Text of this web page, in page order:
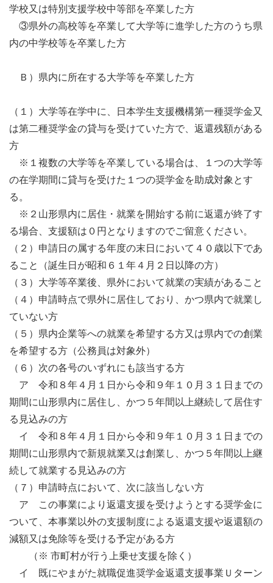
学校又は特別支援学校中等部を卒業した方
③県外の高校等を卒業して大学等に進学した方のうち県
内の中学校等を卒業した方
Ｂ）県内に所在する大学等を卒業した方
（１）大学等在学中に、日本学生支援機構第一種奨学金又
は第二種奨学金の貸与を受けていた方で、返還残額がある
方
※１複数の大学等を卒業している場合は、１つの大学等
の在学期間に貸与を受けた１つの奨学金を助成対象とす
る。
※２山形県内に居住・就業を開始する前に返還が終了す
る場合、支援額は０円となりますのでご留意ください。
（２）申請日の属する年度の末日において４０歳以下であ
ること（誕生日が昭和６１年４月２日以降の方）
（３）大学等卒業後、県外において就業の実績があること
（４）申請時点で県外に居住しており、かつ県内で就業し
ていない方
（５）県内企業等への就業を希望する方又は県内での創業
を希望する方（公務員は対象外）
（６）次の各号のいずれにも該当する方
ア 令和８年４月１日から令和９年１０月３１日までの
期間に山形県内に居住し、かつ５年間以上継続して居住す
る見込みの方
イ 令和８年４月１日から令和９年１０月３１日までの
期間に山形県内で新規就業又は創業し、かつ５年間以上継
続して就業する見込みの方
（７）申請時点において、次に該当しない方
ア この事業により返還支援を受けようとする奨学金に
ついて、本事業以外の支援制度による返還支援や返還額の
減額又は免除等を受ける予定がある方
（※ 市町村が行う上乗せ支援を除く）
イ 既にやまがた就職促進奨学金返還支援事業Ｕターン